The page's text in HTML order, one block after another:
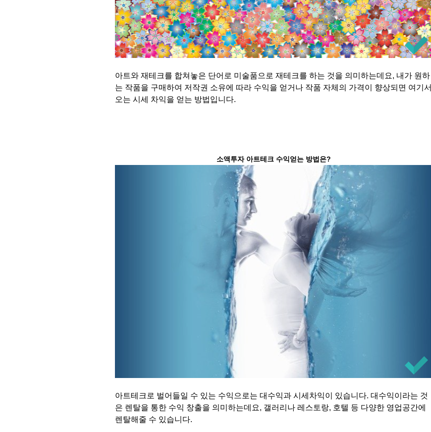
아트와 재테크를 합쳐놓은 단어로 미술품으로 재테크를 하는 것을 의미하는데요, 내가 원하
는 작품을 구매하여 저작권 소유에 따라 수익을 얻거나 작품 자체의 가격이 향상되면 여기서
오는 시세 차익을 얻는 방법입니다.
소액투자 아트테크 수익얻는 방법은?
아트테크로 벌어들일 수 있는 수익으로는 대수익과 시세차익이 있습니다. 대수익이라는 것
은 렌탈을 통한 수익 창출을 의미하는데요, 갤러리나 레스토랑, 호텔 등 다양한 영업공간에
렌탈해줄 수 있습니다.